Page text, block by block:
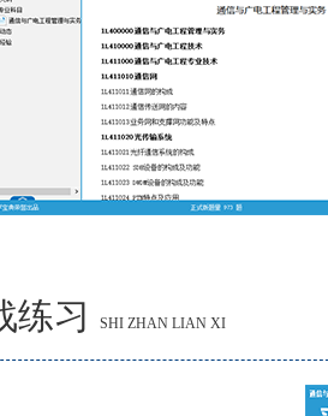
练习 SHI ZHAN LIAN XI